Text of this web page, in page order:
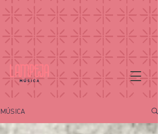
MÚSICA